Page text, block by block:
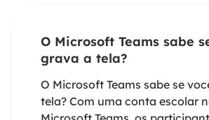
O Microsoft Teams sabe
grava a tela?
O Microsoft Teams sabe se
tela? Com uma conta escolar